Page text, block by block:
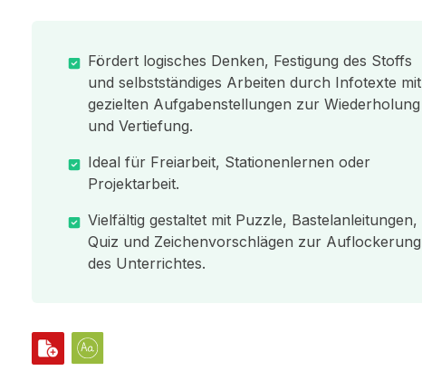
Fördert logisches Denken, Festigung des Stoffs
und selbstständiges Arbeiten durch Infotexte mit
gezielten Aufgabenstellungen zur Wiederholung
und Vertiefung.
Ideal für Freiarbeit, Stationenlernen oder
Projektarbeit.
Vielfältig gestaltet mit Puzzle, Bastelanleitungen,
Quiz und Zeichenvorschlägen zur Auflockerung
des Unterrichtes.